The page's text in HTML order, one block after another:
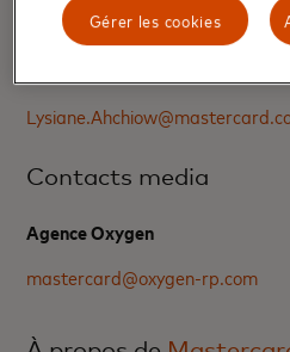
Contacts media
Contacts media
Agence Oxygen
mastercard@oxygen-rp.com
Gérer les cookies